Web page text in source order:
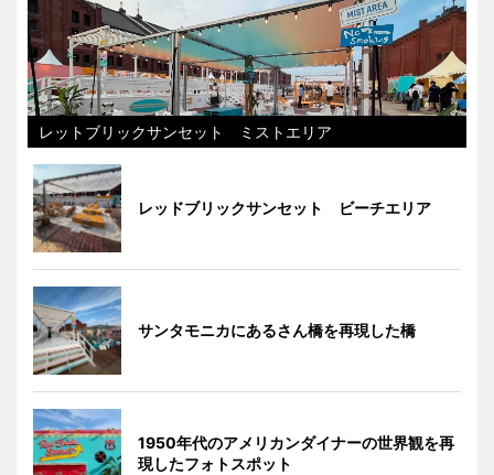
レットブリックサンセット ミストエリア
レッドブリックサンセット ビーチエリア
サンタモニカにあるさん橋を再現した橋
1950年代のアメリカンダイナーの世界観を再
現したフォトスポット